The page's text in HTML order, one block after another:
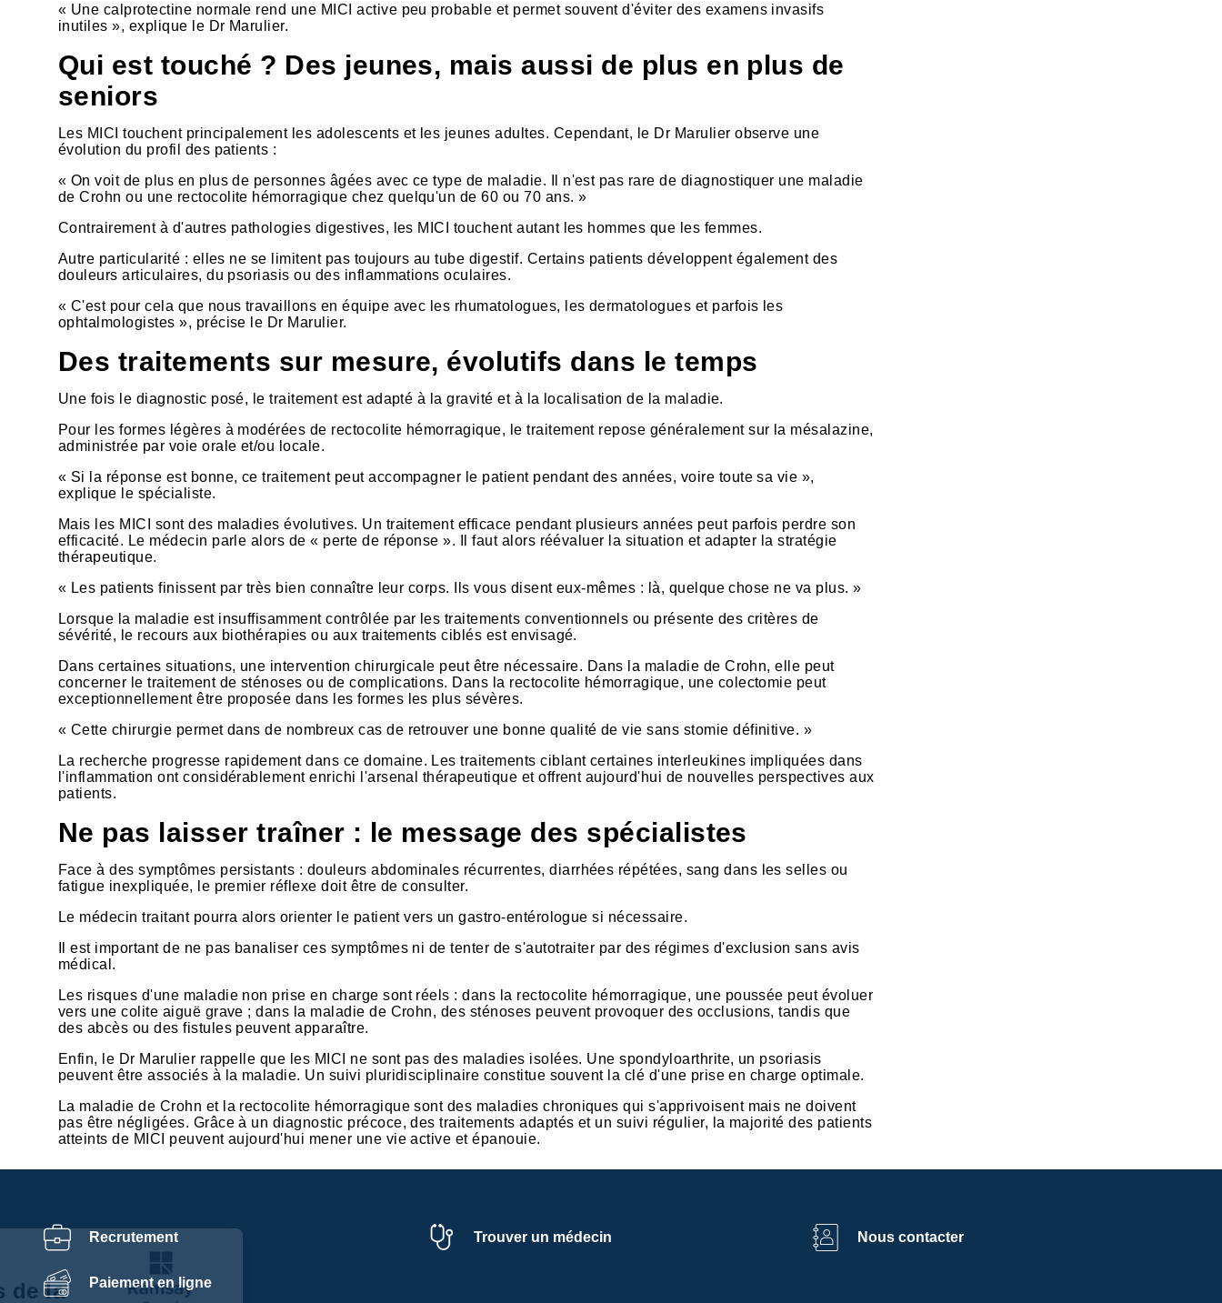
« Une calprotectine normale rend une MICI active peu probable et permet souvent d'éviter des examens invasifs
inutiles », explique le Dr Marulier.
Qui est touché ? Des jeunes, mais aussi de plus en plus de
seniors
Les MICI touchent principalement les adolescents et les jeunes adultes. Cependant, le Dr Marulier observe une
évolution du profil des patients :
« On voit de plus en plus de personnes âgées avec ce type de maladie. Il n'est pas rare de diagnostiquer une maladie
de Crohn ou une rectocolite hémorragique chez quelqu'un de 60 ou 70 ans. »
Contrairement à d'autres pathologies digestives, les MICI touchent autant les hommes que les femmes.
Autre particularité : elles ne se limitent pas toujours au tube digestif. Certains patients développent également des
douleurs articulaires, du psoriasis ou des inflammations oculaires.
« C'est pour cela que nous travaillons en équipe avec les rhumatologues, les dermatologues et parfois les
ophtalmologistes », précise le Dr Marulier.
Des traitements sur mesure, évolutifs dans le temps
Une fois le diagnostic posé, le traitement est adapté à la gravité et à la localisation de la maladie.
Pour les formes légères à modérées de rectocolite hémorragique, le traitement repose généralement sur la mésalazine,
administrée par voie orale et/ou locale.
« Si la réponse est bonne, ce traitement peut accompagner le patient pendant des années, voire toute sa vie »,
explique le spécialiste.
Mais les MICI sont des maladies évolutives. Un traitement efficace pendant plusieurs années peut parfois perdre son
efficacité. Le médecin parle alors de « perte de réponse ». Il faut alors réévaluer la situation et adapter la stratégie
thérapeutique.
« Les patients finissent par très bien connaître leur corps. Ils vous disent eux-mêmes : là, quelque chose ne va plus. »
Lorsque la maladie est insuffisamment contrôlée par les traitements conventionnels ou présente des critères de
sévérité, le recours aux biothérapies ou aux traitements ciblés est envisagé.
Dans certaines situations, une intervention chirurgicale peut être nécessaire. Dans la maladie de Crohn, elle peut
concerner le traitement de sténoses ou de complications. Dans la rectocolite hémorragique, une colectomie peut
exceptionnellement être proposée dans les formes les plus sévères.
« Cette chirurgie permet dans de nombreux cas de retrouver une bonne qualité de vie sans stomie définitive. »
La recherche progresse rapidement dans ce domaine. Les traitements ciblant certaines interleukines impliquées dans
l'inflammation ont considérablement enrichi l'arsenal thérapeutique et offrent aujourd'hui de nouvelles perspectives aux
patients.
Ne pas laisser traîner : le message des spécialistes
Face à des symptômes persistants : douleurs abdominales récurrentes, diarrhées répétées, sang dans les selles ou
fatigue inexpliquée, le premier réflexe doit être de consulter.
Le médecin traitant pourra alors orienter le patient vers un gastro-entérologue si nécessaire.
Il est important de ne pas banaliser ces symptômes ni de tenter de s'autotraiter par des régimes d'exclusion sans avis
médical.
Les risques d'une maladie non prise en charge sont réels : dans la rectocolite hémorragique, une poussée peut évoluer
vers une colite aiguë grave ; dans la maladie de Crohn, des sténoses peuvent provoquer des occlusions, tandis que
des abcès ou des fistules peuvent apparaître.
Enfin, le Dr Marulier rappelle que les MICI ne sont pas des maladies isolées. Une spondyloarthrite, un psoriasis
peuvent être associés à la maladie. Un suivi pluridisciplinaire constitue souvent la clé d'une prise en charge optimale.
La maladie de Crohn et la rectocolite hémorragique sont des maladies chroniques qui s'apprivoisent mais ne doivent
pas être négligées. Grâce à un diagnostic précoce, des traitements adaptés et un suivi régulier, la majorité des patients
atteints de MICI peuvent aujourd'hui mener une vie active et épanouie.
Recrutement Trouver un médecin Nous contacter
Paiement en ligne
Centre de
préférences de la